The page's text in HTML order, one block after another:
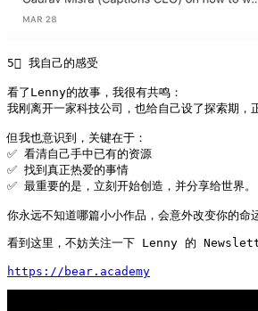
5⃣ 我自己的感受
看了Lenny的故事，我很有共鸣：
我刚离开一家科技公司，也给自己设了探索期，
但我也意识到，关键在于：
✅ 看清自己手中已有的资源
✅ 找到真正热爱的事情
✅ 最重要的是，立刻开始创造，并分享给世界。
你永远不知道哪篇小小作品，会意外改变你的命
看到这里，不妨关注一下 Lenny 的
https://bear.academy